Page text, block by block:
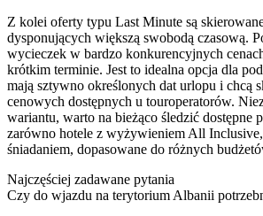
Z kolei oferty typu Last Minute są
dysponujących większą swobodą czasową.
wycieczek w bardzo konkurencyjnych
krótkim terminie. Jest to idealna opcja dla
mają sztywno określonych dat urlopu i chcą
cenowych dostępnych u touroperatorów.
wariantu, warto na bieżąco śledzić dostępne
zarówno hotele z wyżywieniem All
śniadaniem, dopasowane do różnych
Najczęściej zadawane pytania
Czy do wjazdu na terytorium Albanii